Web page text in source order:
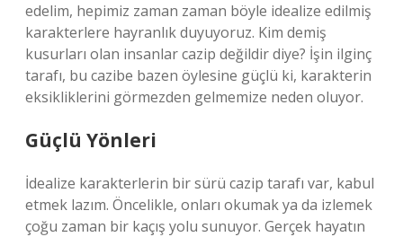
edelim, hepimiz zaman zaman böyle idealize edilmiş
karakterlere hayranlık duyuyoruz. Kim demiş
kusurları olan insanlar cazip değildir diye? İşin ilginç
tarafı, bu cazibe bazen öylesine güçlü ki, karakterin
eksikliklerini görmezden gelmemize neden oluyor.
Güçlü Yönleri
İdealize karakterlerin bir sürü cazip tarafı var, kabul
etmek lazım. Öncelikle, onları okumak ya da izlemek
çoğu zaman bir kaçış yolu sunuyor. Gerçek hayatın